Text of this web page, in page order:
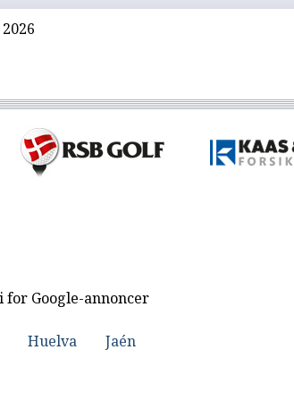
for Google-annoncer
Huelva
Jaén